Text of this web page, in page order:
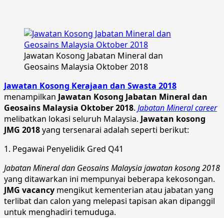
Jawatan Kosong Jabatan Mineral dan
Geosains Malaysia Oktober 2018
Jawatan Kosong Kerajaan dan Swasta 2018
menampilkan Jawatan Kosong Jabatan Mineral dan
Geosains Malaysia Oktober 2018. Jabatan Mineral career
melibatkan lokasi seluruh Malaysia. Jawatan kosong
JMG 2018yang tersenarai adalah seperti berikut:
1. Pegawai Penyelidik Gred Q41
Jabatan Mineral dan Geosains Malaysia jawatan kosong 2018
yang ditawarkan ini mempunyai beberapa kekosongan.
JMG vacancy mengikut kementerian atau jabatan yang
terlibat dan calon yang melepasi tapisan akan dipanggil
untuk menghadiri temuduga.